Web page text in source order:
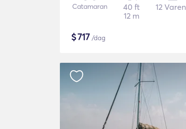
Catamaran
40 ft
12 m
12 Varen
$717 /dag